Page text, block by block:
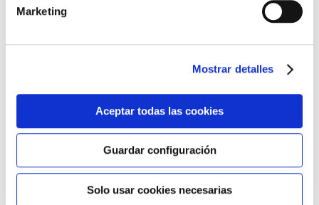
Marketing
Mostrar detalles
Aceptar todas las cookies
Guardar configuración
Solo usar cookies necesarias
barniz multiadherente en base agua. En zonas de
fuegos, se recomienda proteger con placas, silestone,
dado que el frotar en exceso dañaría el papel. Su
colocación es cola en la pared y tira en seco, sin
colocación es fácil rápida y sencilla.
Papel pintado calidad papel:
Formado por una capa de papel sobre un soporte de